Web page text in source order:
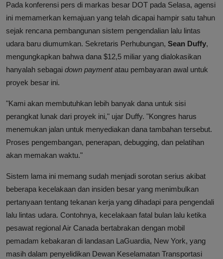
Pada konferensi pers di markas besar DOT pada Selasa, agensi
ini memamerkan kemajuan yang telah dicapai hampir satu tahun
sejak rencana pembangunan sistem pengendalian lalu lintas
udara baru diumumkan. Sekretaris Perhubungan, Sean Duffy,
mengungkapkan bahwa dana $12,5 miliar yang dialokasikan
hanyalah sebagai down paymentatau pembayaran awal untuk
proyek besar ini.
"Kami akan membutuhkan lebih banyak dana untuk sisi
perangkat lunak dari proyek ini," ujar Duffy. "Kongres harus
menemukan jalan untuk menyediakan dana tambahan tersebut.
Proses pengembangan, penerapan, debugging, dan pelatihan
akan memakan waktu."
Sistem lama ini memang sudah menjadi sorotan serius akibat
beberapa kecelakaan dan insiden besar yang menimbulkan
pertanyaan tentang tekanan kerja yang dihadapi para pengendali
lalu lintas udara. Contohnya, kecelakaan fatal bulan lalu ketika
pesawat regional Air Canada bertabrakan dengan mobil
pemadam kebakaran di landasan LaGuardia, New York, yang
masih dalam penyelidikan Dewan Keselamatan Transportasi